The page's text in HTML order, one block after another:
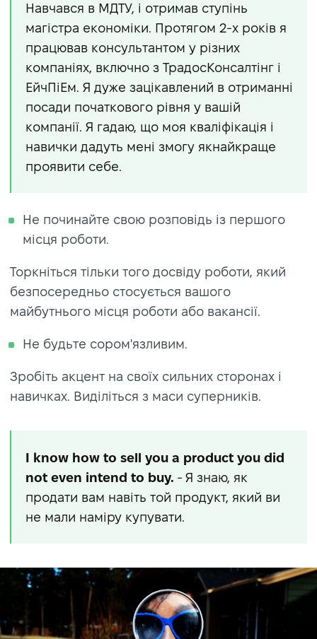
Навчався в МДТУ, і отримав ступінь
магістра економіки. Протягом 2-х років я
працював консультантом у різних
компаніях, включно з ТрадосКонсалтінг і
ЕйчПіЕм. Я дуже зацікавлений в отриманні
посади початкового рівня у вашій
компанії. Я гадаю, що моя кваліфікація і
навички дадуть мені змогу якнайкраще
проявити себе.
Не починайте свою розповідь із першого
місця роботи.
Торкніться тільки того досвіду роботи, який
безпосередньо стосується вашого
майбутнього місця роботи або вакансії.
Не будьте сором'язливим.
Зробіть акцент на своїх сильних сторонах і
навичках. Виділіться з маси суперників.
I know how to sell you a product you did
not even intend to buy. - Я знаю, як
продати вам навіть той продукт, який ви
не мали наміру купувати.